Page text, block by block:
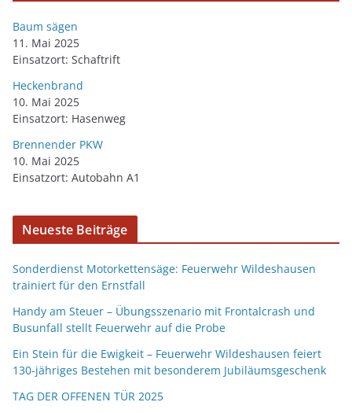
Baum sägen
11. Mai 2025
Einsatzort: Schaftrift
Heckenbrand
10. Mai 2025
Einsatzort: Hasenweg
Brennender PKW
10. Mai 2025
Einsatzort: Autobahn A1
Neueste Beiträge
Sonderdienst Motorkettensäge: Feuerwehr Wildeshausen
trainiert für den Ernstfall
Handy am Steuer – Übungsszenario mit Frontalcrash und
Busunfall stellt Feuerwehr auf die Probe
Ein Stein für die Ewigkeit – Feuerwehr Wildeshausen feiert
130-jähriges Bestehen mit besonderem Jubiläumsgeschenk
TAG DER OFFENEN TÜR 2025